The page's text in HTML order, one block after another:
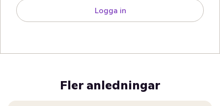
Logga in
Fler anledningar